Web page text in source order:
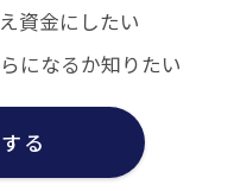
資金にしたい
になるか知りたい
る